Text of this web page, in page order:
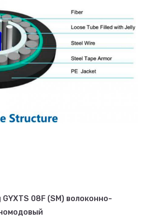
08F (SM) волоконно-